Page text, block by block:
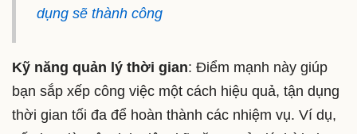
dụng sẽ thành công
Kỹ năng quản lý thời gian: Điểm mạnh này giúp
bạn sắp xếp công việc một cách hiệu quả, tận dụng
thời gian tối đa để hoàn thành các nhiệm vụ. Ví dụ,